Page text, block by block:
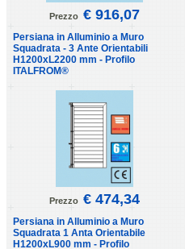
Prezzo € 916,07
Persiana in Alluminio a Muro
Squadrata - 3 Ante Orientabili
H1200xL2200 mm - Profilo
ITALFROM®
Prezzo € 474,34
Persiana in Alluminio a Muro
Squadrata 1 Anta Orientabile
H1200xL900 mm - Profilo